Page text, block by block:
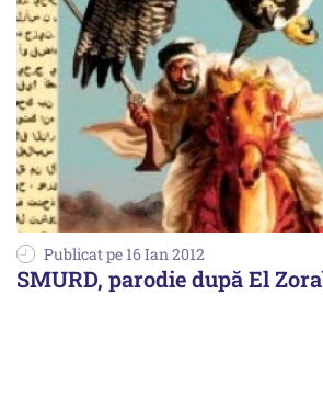
Publicat pe 16 Ian 2012
SMURD, parodie după El